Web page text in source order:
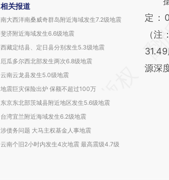
相关报道
南大西洋南桑威奇群岛附近海域发生7.2级地震
斐济附近海域发生6.6级地震
西藏定结县、定日县分别发生5.3级地震
厄瓜多尔西北部发生两次6.8级地震
云南云龙县发生5.0级地震
地震巨灾保险出炉 保额不超过100万
东京东北部茨城县附近地区发生5.6级地震
台湾宜兰附近海域发生6.2级地震
涉债务问题 大马主权基金人事地震
云南个旧2小时内发生4次地震 最高震级4.7级
成，
定：
（
源深